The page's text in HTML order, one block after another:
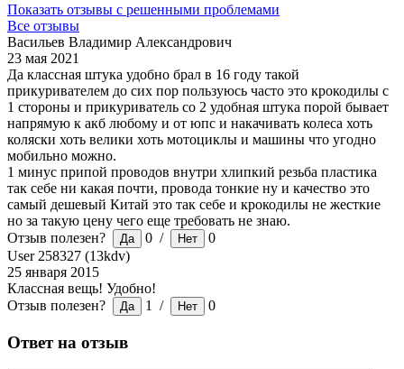
Показать отзывы с решенными проблемами
Все отзывы
Васильев Владимир Александрович
23 мая 2021
Да классная штука удобно брал в 16 году такой
прикуривателем до сих пор пользуюсь часто это крокодилы с
1 стороны и прикуриватель со 2 удобная штука порой бывает
напрямую к акб любому и от юпс и накачивать колеса хоть
коляски хоть велики хоть мотоциклы и машины что угодно
мобильно можно.
1 минус припой проводов внутри хлипкий резьба пластика
так себе ни какая почти, провода тонкие ну и качество это
самый дешевый Китай это так себе и крокодилы не жесткие
но за такую цену чего еще требовать не знаю.
Отзыв полезен?
0 /
0
User 258327 (13kdv)
25 января 2015
Классная вещь! Удобно!
Отзыв полезен?
1 / 0
Ответ на отзыв